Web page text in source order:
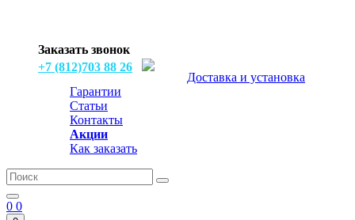
Заказать звонок
+7 (812)703 88 26
Доставка и установка
Гарантии
Статьи
Контакты
Акции
Как заказать
0 0